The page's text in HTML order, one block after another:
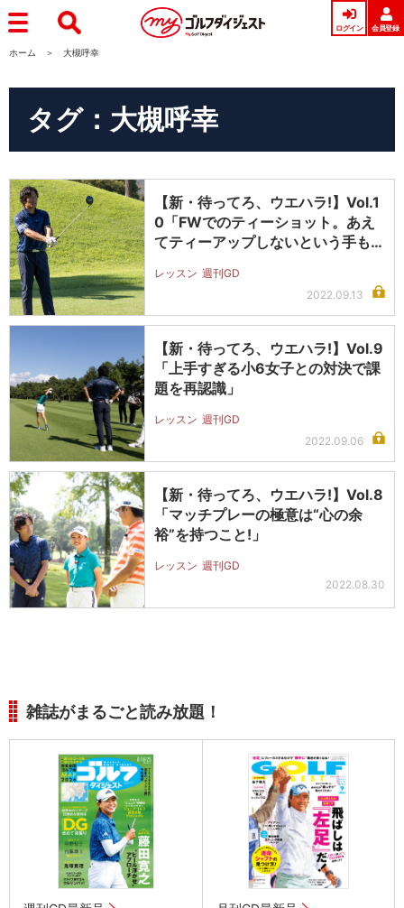
ログイン 会員登録
ホーム 大槻呼幸
タグ：大槻呼幸
【新・待ってろ、ウエハラ!】Vol.1
0「FWでのティーショット。あえ
てティーアップしないという手も…
レッスン 週刊GD
2022.09.13
【新・待ってろ、ウエハラ!】Vol.9
「上手すぎる小6女子との対決で課
題を再認識」
レッスン 週刊GD
2022.09.06
【新・待ってろ、ウエハラ!】Vol.8
「マッチプレーの極意は“心の余
裕”を持つこと!」
レッスン 週刊GD
2022.08.30
雑誌がまるごと読み放題！